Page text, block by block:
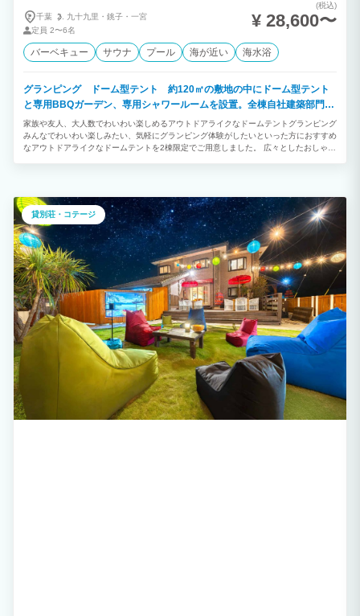
千葉 九十九里・ 銚子・ 一宮
定員 2〜6名
(税込)
¥ 28,600〜
バーベキュー サウナ プール 海が近い 海水浴
グランピング ドーム型テント 約120㎡の敷地の中にドーム型テント
と専用BBQガーデン、専用シャワールームを設置。全棟自社建築部門で
デザイン建築されたお洒落なお部屋です。
家族や友人、大人数でわいわい楽しめるアウトドアライクなドームテントグランピング
みんなでわいわい楽しみたい、気軽にグランピング体験がしたいといった方におすすめ
なアウトドアライクなドームテントを2棟限定でご用意しました。 広々としたおしゃれ
貸別荘・コテージ